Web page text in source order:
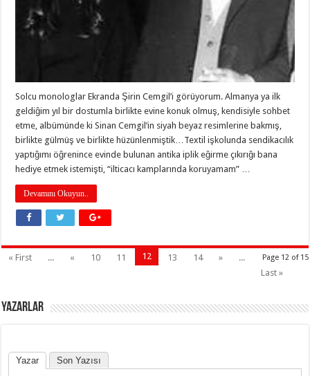
Solcu monologlar Ekranda Şirin Cemgil’i görüyorum. Almanya ya ilk
geldiĝim yıl bir dostumla birlikte evine konuk olmuş, kendisiyle sohbet
etme, albümünde ki Sinan Cemgil’in siyah beyaz resimlerine bakmış,
birlikte gülmüş ve birlikte hüzünlenmiştik…Textil işkolunda sendikacılık
yaptıĝımı öĝrenince evinde bulunan antika iplik eĝirme çıkırıĝı bana
hediye etmek istemişti, “ilticacı kamplarında koruyamam” …
Devamını Okuyun..
Page 12 of 15
« First ... « 10 11 12 13 14 »
...
Last »
YAZARLAR
Yazar Son Yazısı